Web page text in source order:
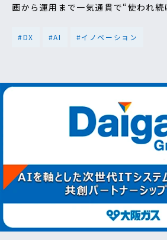
画から運用まで一気通貫で“使われ
#DX #AI #イノベーション